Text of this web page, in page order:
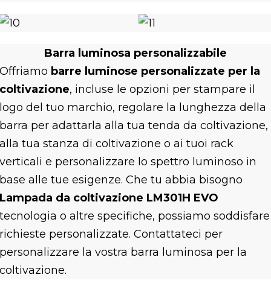
Barra luminosa personalizzabile
barre luminose personalizzate per la
, incluse le opzioni per stampare il
del tuo marchio, regolare la lunghezza della
per adattarla alla tua tenda da coltivazione,
tua stanza di coltivazione o ai tuoi rack
e personalizzare lo spettro luminoso in
alle tue esigenze. Che tu abbia bisogno
da coltivazione LM301H EVO
o altre specifiche, possiamo soddisfare
personalizzate. Contattateci per
la vostra barra luminosa per la